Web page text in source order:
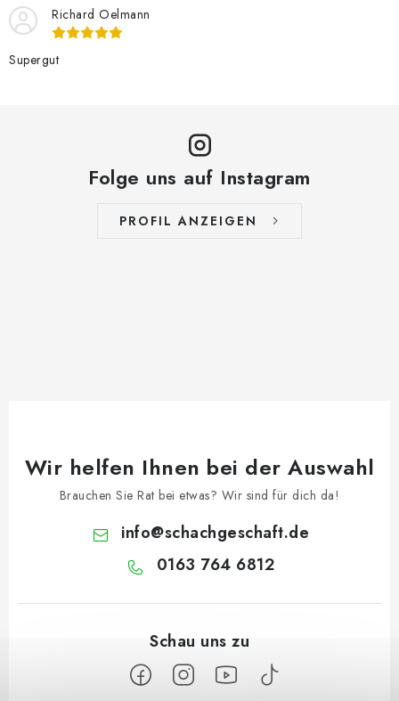
Richard Oelmann
Supergut
Folge uns auf Instagram
PROFIL ANZEIGEN
Wir helfen Ihnen bei der Auswahl
Brauchen Sie Rat bei etwas? Wir sind für dich da!
info@schachgeschaft.de
0163 764 6812